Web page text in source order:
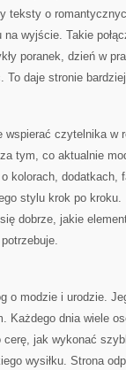
teksty o
wyjście. Takie
poranek, dzień w
daje stronie
czytelnika w
tym, co aktualnie
kolorach, dodatkach,
stylu krok po
dobrze, jakie
o modzie i urodzie.
Każdego dnia wiele
cerę, jak wykonać
wysiłku. Strona